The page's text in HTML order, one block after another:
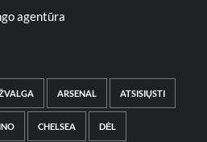
ARSENAL ATSISIŲSTI
CHELSEA DĖL